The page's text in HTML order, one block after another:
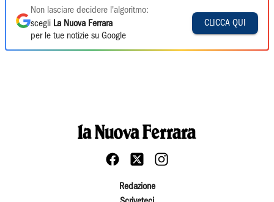
Non lasciare decidere l'algoritmo:
scegli La Nuova Ferrara
per le tue notizie su Google
CLICCA QUI
Redazione